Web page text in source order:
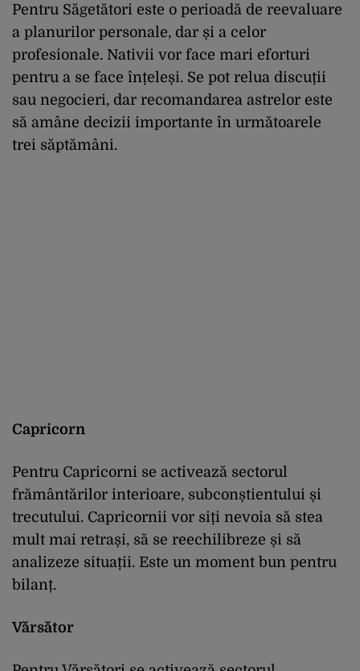
Pentru Săgetători este o perioadă de reevaluare
a planurilor personale, dar și a celor
profesionale. Nativii vor face mari eforturi
pentru a se face înțeleși. Se pot relua discuții
sau negocieri, dar recomandarea astrelor este
să amâne decizii importante în următoarele
trei săptămâni.
Capricorn
Pentru Capricorni se activează sectorul
frământărilor interioare, subconștientului și
trecutului. Capricornii vor siți nevoia să stea
mult mai retrași, să se reechilibreze și să
analizeze situații. Este un moment bun pentru
bilanț.
Vărsător